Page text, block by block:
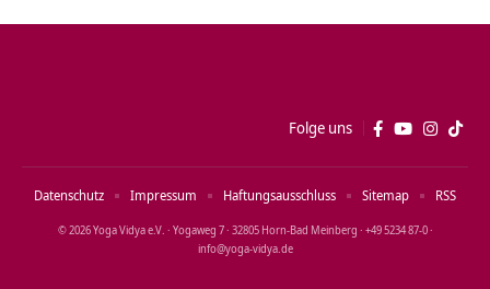
Folge uns
© 2026 Yoga Vidya e.V. · Yogaweg 7 · 32805 Horn‑Bad Meinberg · +49 5234 87‑0 ·
info@yoga‑vidya.de
Datenschutz Impressum Haftungsausschluss Sitemap RSS